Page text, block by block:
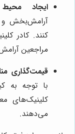
ایجاد
آرامش‌بخش و
کنند. کادر
مراجعین
قیمت‌گذاری
با توجه به
کلینیک‌های
می‌دهند.